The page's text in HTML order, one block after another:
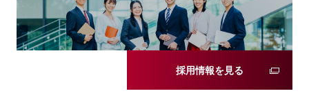
採用情報を見る